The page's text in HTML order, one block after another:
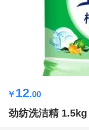
￥ 12.00
劲纺洗洁精 1.5kg